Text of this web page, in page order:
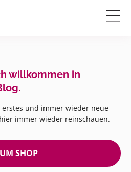
willkommen in
und immer wieder neue
immer wieder reinschauen.
SHOP